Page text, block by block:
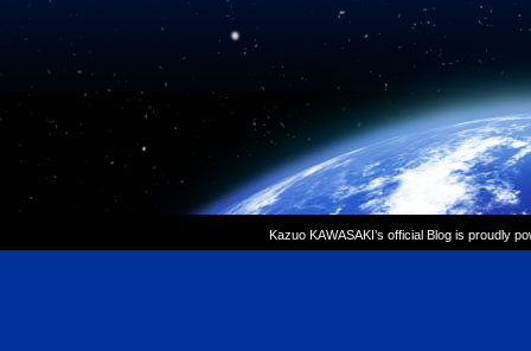
Kazuo KAWASAKI’s official Blog is proudly